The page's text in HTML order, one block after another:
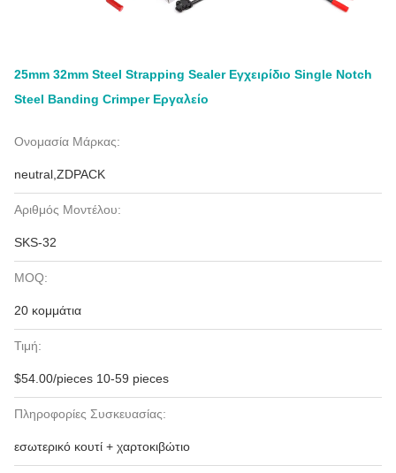
25mm 32mm Steel Strapping Sealer Εγχειρίδιο Single Notch
Steel Banding Crimper Εργαλείο
Ονομασία Μάρκας:
neutral,ZDPACK
Αριθμός Μοντέλου:
SKS-32
MOQ:
20 κομμάτια
Τιμή:
$54.00/pieces 10-59 pieces
Πληροφορίες Συσκευασίας:
εσωτερικό κουτί + χαρτοκιβώτιο